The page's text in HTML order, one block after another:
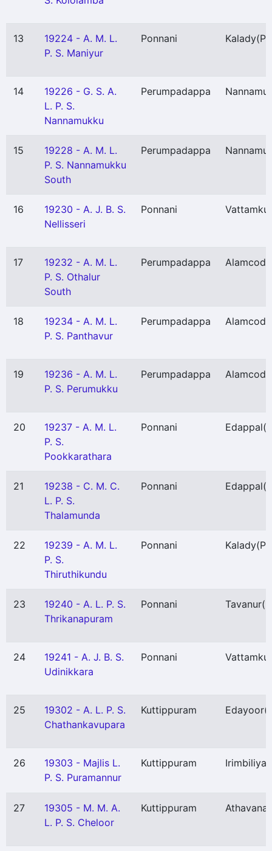
13
19224 - A. M. L.
P. S. Maniyur
Ponnani Kalady(P)
14
19226 - G. S. A.
L. P. S.
Nannamukku
Perumpadappa
15
19228 - A. M. L.
P. S. Nannamukku
South
Perumpadappa
16
19230 - A. J. B. S.
Nellisseri
Ponnani
17
19232 - A. M. L.
P. S. Othalur
South
Perumpadappa Alamcode
18
19234 - A. M. L.
P. S. Panthavur
Perumpadappa Alamcode
19
19236 - A. M. L.
P. S. Perumukku
Perumpadappa Alamcode
20
19237 - A. M. L.
P. S.
Pookkarathara
Ponnani Edappal
21
19238 - C. M. C.
L. P. S.
Thalamunda
Ponnani Edappal
22
19239 - A. M. L.
P. S.
Thiruthikundu
Ponnani Kalady(P)
23
19240 - A. L. P. S.
Thrikanapuram
Ponnani Tavanur
24
19241 - A. J. B. S.
Udinikkara
Ponnani
25
19302 - A. L. P. S.
Chathankavupara
Kuttippuram Edayoor
26
19303 - Majlis L.
P. S. Puramannur
Kuttippuram
27
19305 - M. M. A.
L. P. S. Cheloor
Kuttippuram